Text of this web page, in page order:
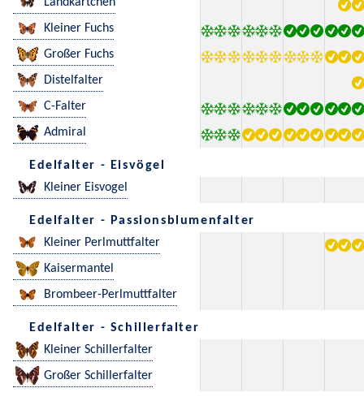
Kleiner Fuchs
Großer Fuchs
Distelfalter
C-Falter
Admiral
Edelfalter - Eisvögel
Kleiner Eisvogel
Edelfalter - Passionsblumenfalter
Kleiner Perlmuttfalter
Kaisermantel
Brombeer-Perlmuttfalter
Edelfalter - Schillerfalter
Kleiner Schillerfalter
Großer Schillerfalter